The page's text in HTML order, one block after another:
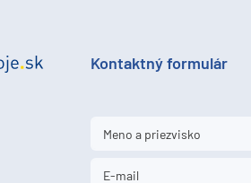
Kontaktný formulár